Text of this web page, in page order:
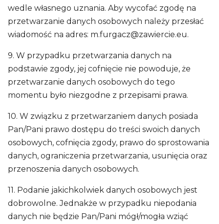
wedle własnego uznania. Aby wycofać zgodę na
przetwarzanie danych osobowych należy przesłać
wiadomość na adres: m.furgacz@zawiercie.eu.
9. W przypadku przetwarzania danych na
podstawie zgody, jej cofnięcie nie powoduje, że
przetwarzanie danych osobowych do tego
momentu było niezgodne z przepisami prawa.
10. W związku z przetwarzaniem danych posiada
Pan/Pani prawo dostępu do treści swoich danych
osobowych, cofnięcia zgody, prawo do sprostowania
danych, ograniczenia przetwarzania, usunięcia oraz
przenoszenia danych osobowych.
11. Podanie jakichkolwiek danych osobowych jest
dobrowolne. Jednakże w przypadku niepodania
danych nie będzie Pan/Pani mógł/mogła wziąć